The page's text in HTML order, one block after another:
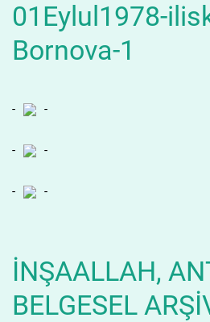
01Eylul1978-
Bornova-1
- -
- -
- -
İNŞAALLAH,
BELGESEL